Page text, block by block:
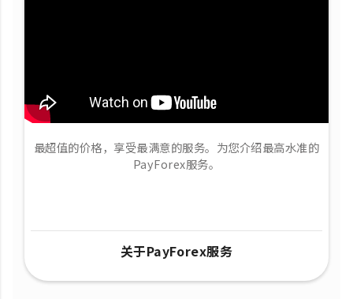
最超值的价格，享受最满意的服务。为您介绍最高水准的
PayForex服务。
关于PayForex服务